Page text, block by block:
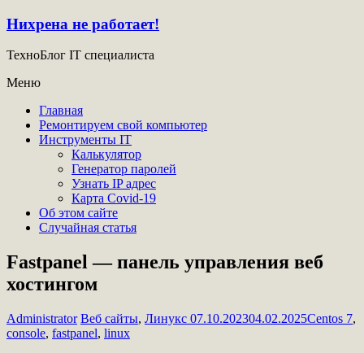
Нихрена не работает!
ТехноБлог IT специалиста
Меню
Главная
Ремонтируем свой компьютер
Инструменты IT
Калькулятор
Генератор паролей
Узнать IP адрес
Карта Covid-19
Об этом сайте
Случайная статья
Fastpanel — панель управления веб
хостингом
Administrator Веб сайты, Линукс 07.10.202304.02.2025Centos 7,
console, fastpanel, linux